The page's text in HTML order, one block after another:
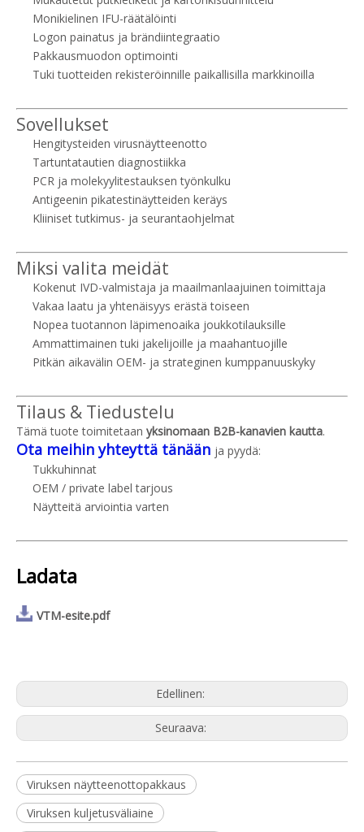
Monikielinen IFU-räätälöinti
Logon painatus ja brändiintegraatio
Pakkausmuodon optimointi
Tuki tuotteiden rekisteröinnille paikallisilla markkinoilla
Sovellukset
Hengitysteiden virusnäytteenotto
Tartuntatautien diagnostiikka
PCR ja molekyylitestauksen työnkulku
Antigeenin pikatestinäytteiden keräys
Kliiniset tutkimus- ja seurantaohjelmat
Miksi valita meidät
Kokenut IVD-valmistaja ja maailmanlaajuinen toimittaja
Vakaa laatu ja yhtenäisyys erästä toiseen
Nopea tuotannon läpimenoaika joukkotilauksille
Ammattimainen tuki jakelijoille ja maahantuojille
Pitkän aikavälin OEM- ja strateginen kumppanuuskyky
Tilaus & Tiedustelu
Tämä tuote toimitetaan yksinomaan B2B-kanavien kautta.
Ota meihin yhteyttä tänään ja pyydä:
Tukkuhinnat
OEM / private label tarjous
Näytteitä arviointia varten
Ladata
VTM-esite.pdf
Edellinen:
Seuraava:
Viruksen näytteenottopakkaus
Viruksen kuljetusväliaine